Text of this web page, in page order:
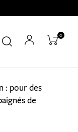
0
: pour des
de